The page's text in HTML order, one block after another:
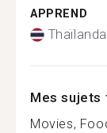
APPREND
Mes sujets
Movies,